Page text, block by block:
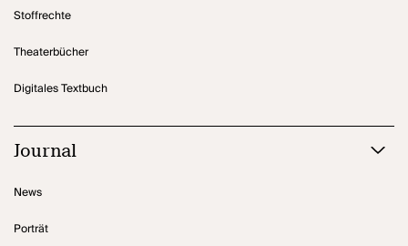
Stoffrechte
Theaterbücher
Digitales Textbuch
Journal
News
Porträt